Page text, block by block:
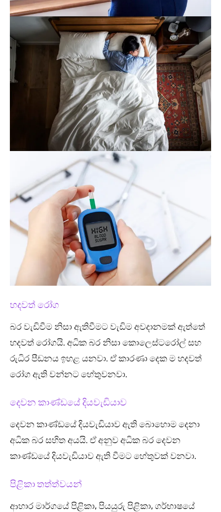
හදවත් රෝග
බර වැඩිවීම නිසා ඇතිවීමට වැඩිම අවදානමක් ඇත්තේ
හදවත් රෝගයි. අධික බර නිසා කොලෙස්ටරෝල් සහ
රුධිර පීඩනය ඉහළ යනවා. ඒ කාරණා දෙක ම හදවත්
රෝග ඇති වන්නට හේතුවනවා.
දෙවන කාණ්ඩයේ දියවැඩියාව
දෙවන කාණ්ඩයේ දියවැඩියාව ඇති බොහොම දෙනා
අධික බර සහිත අයයි. ඒ අනුව අධික බර දෙවන
කාණ්ඩයේ දියවැඩියාව ඇති වීමට හේතුවක් වනවා.
පිළිකා තත්ත්වයන්
ආහාර මාර්ගයේ පිළිකා, පියයුරු පිළිකා, ගර්භාෂයේ